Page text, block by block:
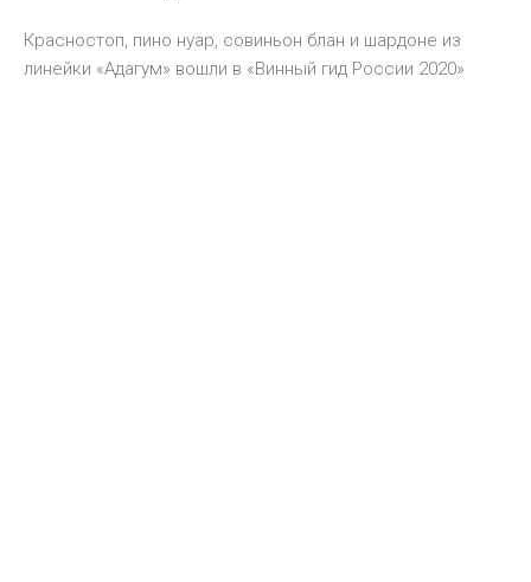
Красностоп, пино нуар, совиньон блан и шардоне из
линейки «Адагум» вошли в «Винный гид России 2020»